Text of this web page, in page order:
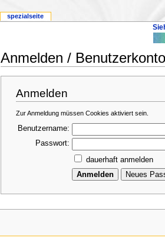
Anmelden /
Anmelden
Zur Anmeldung müssen Cookies aktiviert sein.
Benutzername:
Passwort:
dauerhaft anmelden
spezialseite